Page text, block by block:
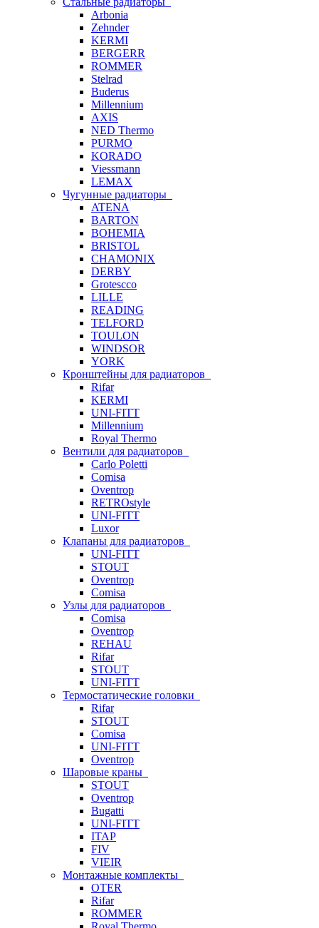
Arbonia
Zehnder
KERMI
BERGERR
ROMMER
Stelrad
Buderus
Millennium
AXIS
NED Thermo
PURMO
KORADO
Viessmann
LEMAX
Чугунные радиаторы
ATENA
BARTON
BOHEMIA
BRISTOL
CHAMONIX
DERBY
Grotescco
LILLE
READING
TELFORD
TOULON
WINDSOR
YORK
Кронштейны для радиаторов
Rifar
KERMI
UNI-FITT
Millennium
Royal Thermo
Вентили для радиаторов
Carlo Poletti
Comisa
Oventrop
RETROstyle
UNI-FITT
Luxor
Клапаны для радиаторов
UNI-FITT
STOUT
Oventrop
Comisa
Узлы для радиаторов
Comisa
Oventrop
REHAU
Rifar
STOUT
UNI-FITT
Термостатические головки
Rifar
STOUT
Comisa
UNI-FITT
Oventrop
Шаровые краны
STOUT
Oventrop
Bugatti
UNI-FITT
ITAP
FIV
VIEIR
Монтажные комплекты
OTER
Rifar
ROMMER